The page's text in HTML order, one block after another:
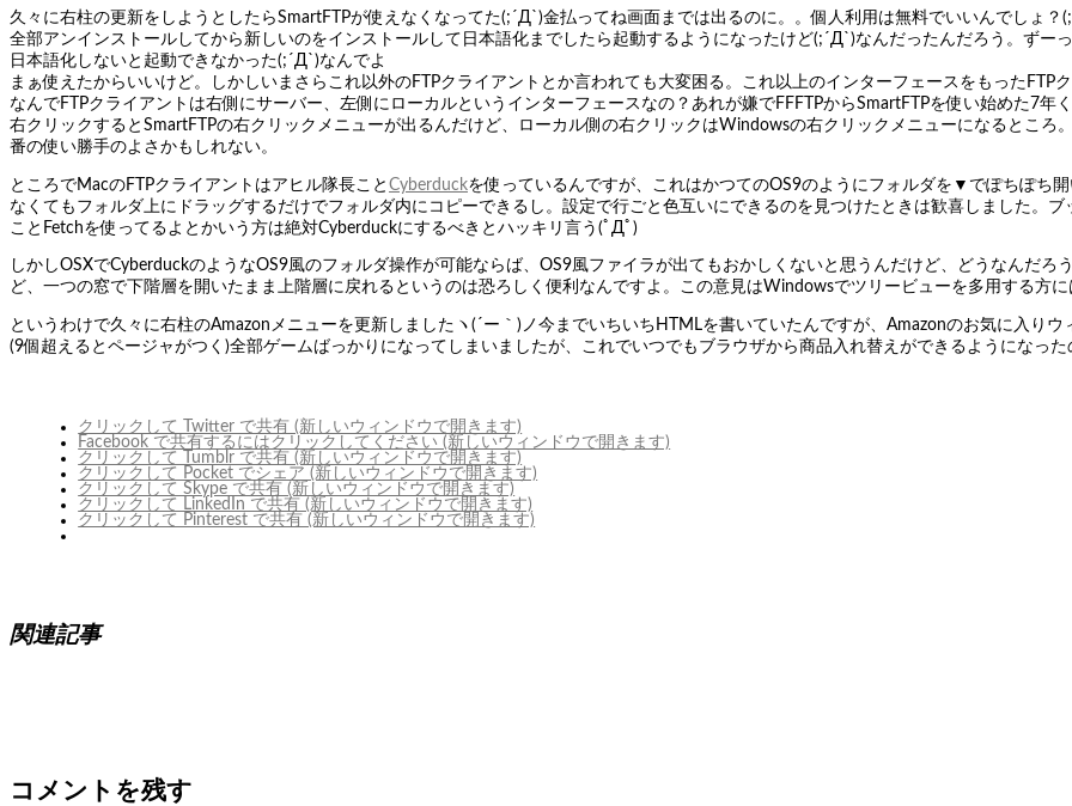
リ
ー
久々に右柱の更新をしようとしたらSmartFTPが使えなくなってた(;´Д`)金払ってね画面までは出るのに。。個人利用は無料でいいんでしょ
全部アンインストールしてから新しいのをインストールして日本語化までしたら起動するようになったけど(;´Д`)なんだったんだろう。ずー
日本語化しないと起動できなかった(;´Д`)なんでよ
まぁ使えたからいいけど。しかしいまさらこれ以外のFTPクライアントとか言われても大変困る。これ以上のインターフェースをもったFTP
なんでFTPクライアントは右側にサーバー、左側にローカルというインターフェースなの？あれが嫌でFFFTPからSmartFTPを使い始めた7
右クリックするとSmartFTPの右クリックメニューが出るんだけど、ローカル側の右クリックはWindowsの右クリックメニューになるとこ
番の使い勝手のよさかもしれない。
ところでMacのFTPクライアントはアヒル隊長こと Cyberduckを使っているんですが、これはかつてのOS9のようにフォルダを▼でぽちぽち
なくてもフォルダ上にドラッグするだけでフォルダ内にコピーできるし。設定で行ごと色互いにできるのを見つけたときは歓喜しました。
ことFetchを使ってるよとかいう方は絶対Cyberduckにするべきとハッキリ言う(ﾟДﾟ)
しかしOSXでCyberduckのようなOS9風のフォルダ操作が可能ならば、OS9風ファイラが出てもおかしくないと思うんだけど、どうなんだ
ど、一つの窓で下階層を開いたまま上階層に戻れるというのは恐ろしく便利なんですよ。この意見はWindowsでツリービューを多用する方に
というわけで久々に右柱のAmazonメニューを更新しましたヽ(´ー｀)ノ今までいちいちHTMLを書いていたんですが、Amazonのお気に入り
(9個超えるとページャがつく)全部ゲームばっかりになってしまいましたが、これでいつでもブラウザから商品入れ替えができるようになっ
クリックして Twitter で共有 (新しいウィンドウで開きます)
Facebook で共有するにはクリックしてください (新しいウィンドウで開きます)
クリックして Tumblr で共有 (新しいウィンドウで開きます)
クリックして Pocket でシェア (新しいウィンドウで開きます)
クリックして Skype で共有 (新しいウィンドウで開きます)
クリックして LinkedIn で共有 (新しいウィンドウで開きます)
クリックして Pinterest で共有 (新しいウィンドウで開きます)
関連記事
コメントを残す